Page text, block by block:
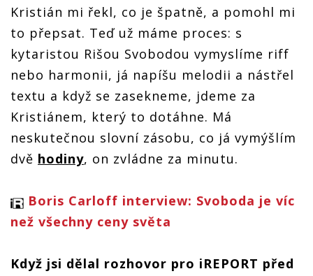
Kristián mi řekl, co je špatně, a pomohl mi
to přepsat. Teď už máme proces: s
kytaristou Rišou Svobodou vymyslíme riff
nebo harmonii, já napíšu melodii a nástřel
textu a když se zasekneme, jdeme za
Kristiánem, který to dotáhne. Má
neskutečnou slovní zásobu, co já vymýšlím
dvě hodiny, on zvládne za minutu.
Boris Carloff interview: Svoboda je víc
než všechny ceny světa
Když jsi dělal rozhovor pro iREPORT před